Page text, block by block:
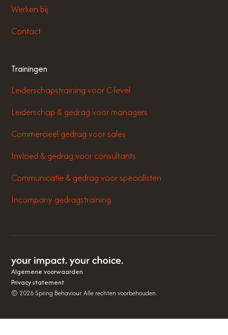
Werken bij
Contact
Trainingen
Leiderschapstraining voor C-level
Leiderschap & gedrag voor managers
Commercieel gedrag voor sales
Invloed & gedrag voor consultants
Communicatie & gedrag voor specialisten
Incompany gedragstraining
© 2026 Spring Behaviour. Alle rechten voorbehouden.
Algemene voorwaarden
Privacy statement